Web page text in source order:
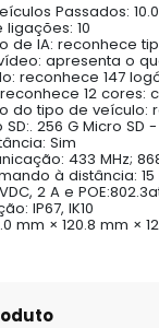
Passados:
ligações: 10
de IA: reconhece
apresenta o
reconhece 147
12 cores:
do tipo de veículo:
256 G Micro SD
Sim
433 MHz;
à distância: 15
2 A e
IP67, IK10
mm × 120.8 mm ×